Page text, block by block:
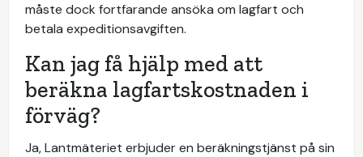
måste dock fortfarande ansöka om lagfart och
betala expeditionsavgiften.
Kan jag få hjälp med att
beräkna lagfartskostnaden i
förväg?
Ja, Lantmäteriet erbjuder en beräkningstjänst på sin